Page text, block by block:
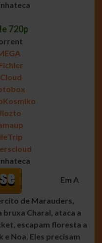
720p
Em A
de Marauders,
bruxa Charal, ataca a
escapam floresta a
e Noa. Eles precisam